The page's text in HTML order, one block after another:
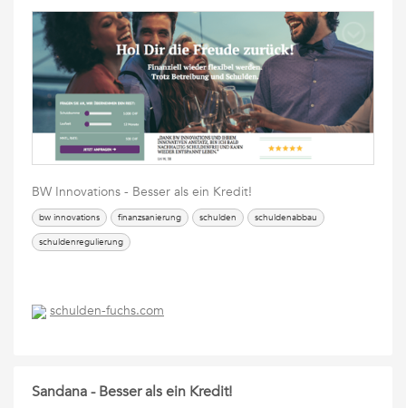
BW Innovations - Besser als ein Kredit!
bw innovations finanzsanierung schulden
schuldenabbau
schuldenregulierung
schulden-fuchs.com
Sandana - Besser als ein Kredit!